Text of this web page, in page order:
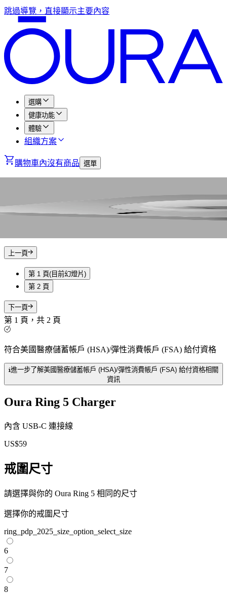
跳過導覽，直接顯示主要內容
選購
健康功能
體驗
組織方案
購物車內沒有商品 選單
上一頁
第 1 頁(目前幻燈片)
第 2 頁
下一頁
第 1 頁，共 2 頁
符合美國醫療儲蓄帳戶 (HSA)/彈性消費帳戶 (FSA) 給付資格
進一步了解美國醫療儲蓄帳戶 (HSA)/彈性消費帳戶 (FSA) 給付資格相關
資訊
Oura Ring 5 Charger
內含 USB-C 連接線
US$59
戒圍尺寸
請選擇與你的 Oura Ring 5 相同的尺寸
選擇你的戒圍尺寸
ring_pdp_2025_size_option_select_size
6
7
8